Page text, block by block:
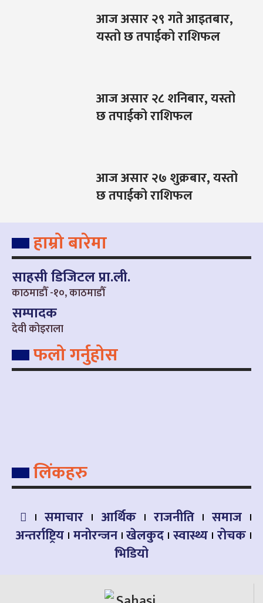
आज असार २९ गते आइतबार,
यस्तो छ तपाईको राशिफल
आज असार २८ शनिबार, यस्तो
छ तपाईको राशिफल
आज असार २७ शुक्रबार, यस्तो
छ तपाईको राशिफल
हाम्रो बारेमा
साहसी डिजिटल प्रा.ली.
काठमाडौँ -१०, काठमाडौँ
सम्पादक
देवी कोइराला
फलो गर्नुहोस
लिंकहरु
समाचार आर्थिक राजनीति
समाज
अन्तर्राष्ट्रिय मनोरन्जन खेलकुद स्वास्थ्य रोचक
भिडियो